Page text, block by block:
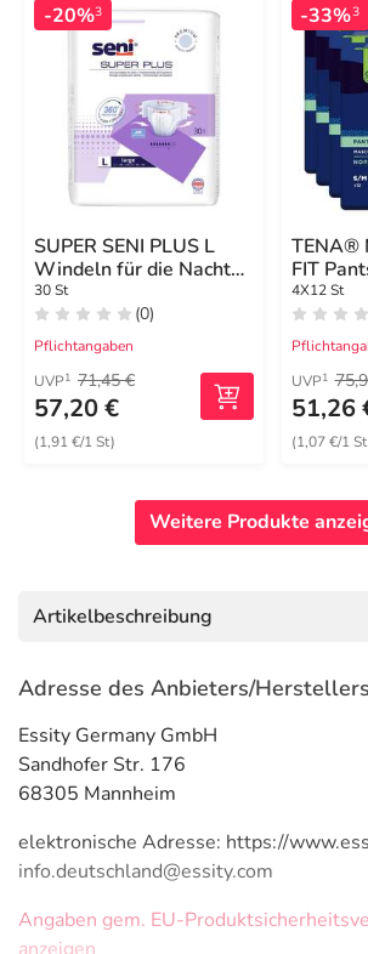
-20%3
SUPER SENI PLUS L
Windeln für die Nacht
für Erwachsene
30 St
(0)
Pflichtangaben
UVP1 71,45 €
57,20 €
(1,91 €/1 St)
-33%3
TENA®
FIT
S/M bei
4X12 St
UVP1
51,26
(1,07 €/1
Weitere Produkte
Artikelbeschreibung
Adresse des Anbieters/Herstellers
Essity Germany GmbH
Sandhofer Str. 176
68305 Mannheim
elektronische Adresse: https://
info.deutschland@essity.com
Angaben gem. EU-